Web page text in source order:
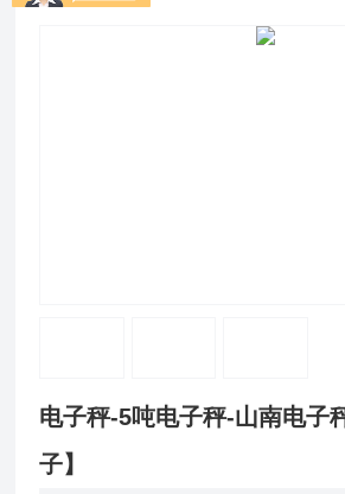
电子秤-5吨电子秤-山南电子
子】